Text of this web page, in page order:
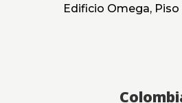
Edificio Omega, Piso